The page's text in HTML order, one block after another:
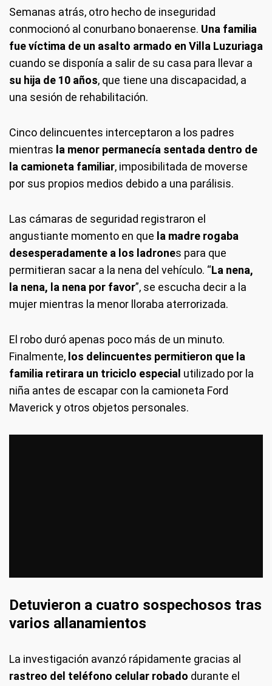
Semanas atrás, otro hecho de inseguridad
conmocionó al conurbano bonaerense. Una familia
fue víctima de un asalto armado en Villa Luzuriaga
cuando se disponía a salir de su casa para llevar a
su hija de 10 años, que tiene una discapacidad, a
una sesión de rehabilitación.
Cinco delincuentes interceptaron a los padres
mientras la menor permanecía sentada dentro de
la camioneta familiar, imposibilitada de moverse
por sus propios medios debido a una parálisis.
Las cámaras de seguridad registraron el
angustiante momento en que la madre rogaba
desesperadamente a los ladrones para que
permitieran sacar a la nena del vehículo. “La nena,
la nena, la nena por favor”, se escucha decir a la
mujer mientras la menor lloraba aterrorizada.
El robo duró apenas poco más de un minuto.
Finalmente, los delincuentes permitieron que la
familia retirara un triciclo especial utilizado por la
niña antes de escapar con la camioneta Ford
Maverick y otros objetos personales.
Detuvieron a cuatro sospechosos tras
varios allanamientos
La investigación avanzó rápidamente gracias al
rastreo del teléfono celular robado durante el